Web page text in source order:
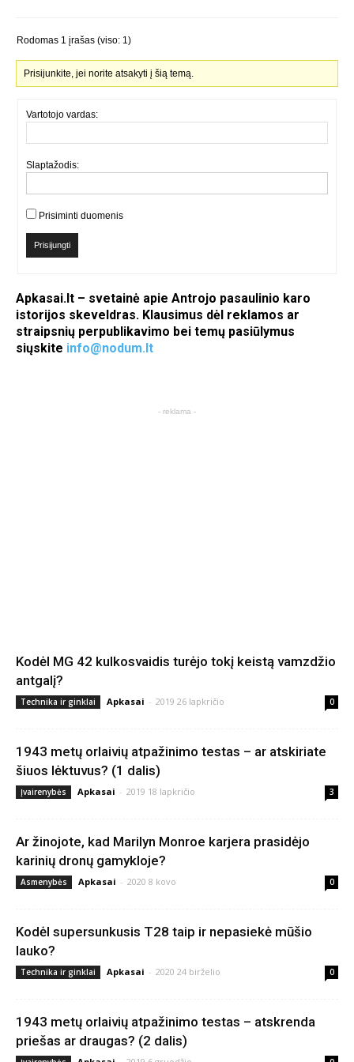
Rodomas 1 įrašas (viso: 1)
Prisijunkite, jei norite atsakyti į šią temą.
Vartotojo vardas:
Slaptažodis:
Prisiminti duomenis
Prisijungti
Apkasai.lt – svetainė apie Antrojo pasaulinio karo
istorijos skeveldras. Klausimus dėl reklamos ar
straipsnių perpublikavimo bei temų pasiūlymus
siųskite info@nodum.lt
- reklama -
Kodėl MG 42 kulkosvaidis turėjo tokį keistą vamzdžio
antgalį?
Technika ir ginklai Apkasai - 2019 26 lapkričio 0
1943 metų orlaivių atpažinimo testas – ar atskiriate
šiuos lėktuvus? (1 dalis)
Įvairenybės Apkasai - 2019 18 lapkričio 3
Ar žinojote, kad Marilyn Monroe karjera prasidėjo
karinių dronų gamykloje?
Asmenybės Apkasai - 2020 8 kovo 0
Kodėl supersunkusis T28 taip ir nepasiekė mūšio
lauko?
Technika ir ginklai Apkasai - 2020 24 birželio 0
1943 metų orlaivių atpažinimo testas – atskrenda
priešas ar draugas? (2 dalis)